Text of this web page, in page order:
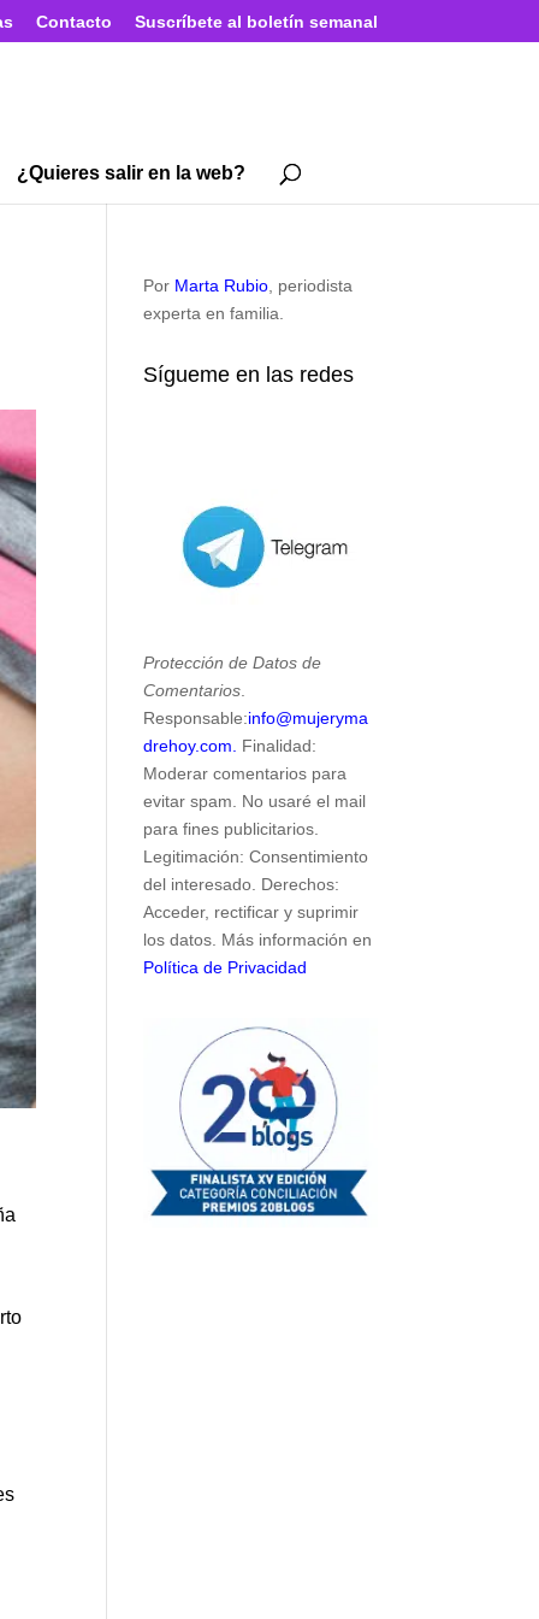
Contacto Suscríbete al boletín semanal
¿Quieres salir en la web?
Por Marta Rubio , periodista
experta en familia.
Sígueme en las redes
Protección de Datos de
Comentarios
Responsable:info@mujeryma
drehoy.com.
Finalidad:
Moderar comentarios para
evitar spam. No usaré el mail
para fines publicitarios.
Legitimación: Consentimiento
del interesado. Derechos:
Acceder, rectificar y suprimir
los datos. Más información en
Política de Privacidad